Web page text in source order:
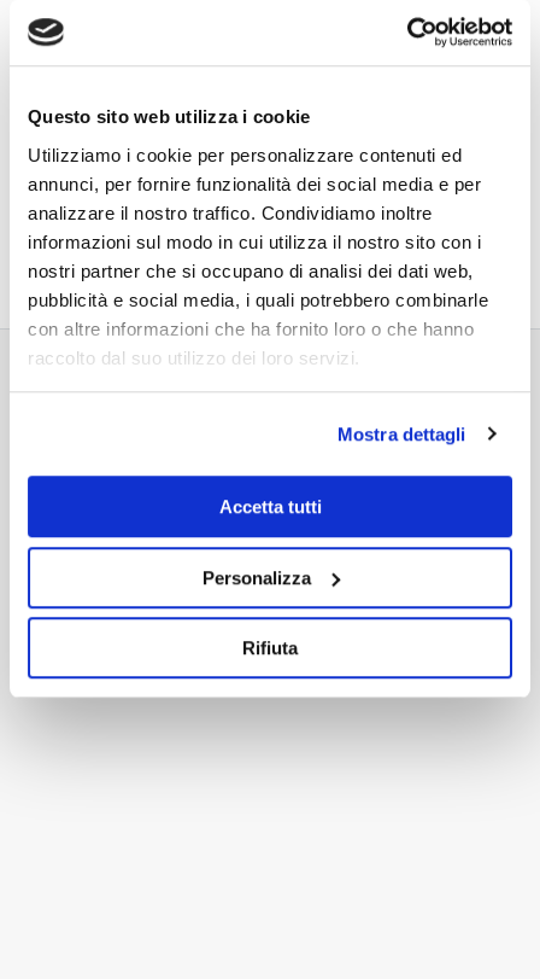
Questo sito web utilizza i cookie
Utilizziamo i cookie per personalizzare contenuti ed
annunci, per fornire funzionalità dei social media e per
analizzare il nostro traffico. Condividiamo inoltre
informazioni sul modo in cui utilizza il nostro sito con i
nostri partner che si occupano di analisi dei dati web,
pubblicità e social media, i quali potrebbero combinarle
con altre informazioni che ha fornito loro o che hanno
raccolto dal suo utilizzo dei loro servizi.
Mostra dettagli
Accetta tutti
Personalizza
Rifiuta